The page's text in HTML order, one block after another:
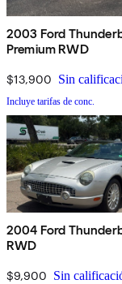
2003 Ford
Premium RWD
$13,900 Sin
Incluye tarifas de conc.
2004 Ford
RWD
$9,900 Sin